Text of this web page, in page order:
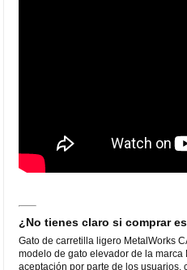
¿No tienes claro si comprar
Gato de carretilla ligero MetalWorks
modelo de gato elevador de la marca
aceptación por parte de los usuarios,